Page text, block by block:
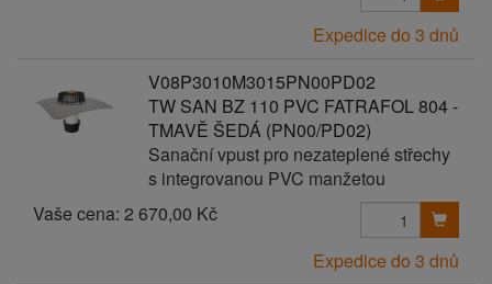
Expedice do 3 dnů
V08P3010M3015PN00PD02
TW SAN BZ 110 PVC FATRAFOL 804 -
TMAVĚ ŠEDÁ (PN00/PD02)
Sanační vpust pro nezateplené střechy
s integrovanou PVC manžetou
Vaše cena: 2 670,00 Kč
Expedice do 3 dnů